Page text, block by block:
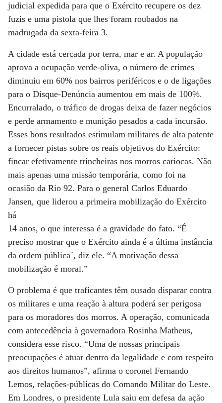
judicial expedida para que o Exército recupere os dez
fuzis e uma pistola que lhes foram roubados na
madrugada da sexta-feira 3.
A cidade está cercada por terra, mar e ar. A população
aprova a ocupação verde-oliva, o número de crimes
diminuiu em 60% nos bairros periféricos e o de ligações
para o Disque-Denúncia aumentou em mais de 100%.
Encurralado, o tráfico de drogas deixa de fazer negócios
e perde armamento e munição pesados a cada incursão.
Esses bons resultados estimulam militares de alta patente
a fornecer pistas sobre os reais objetivos do Exército:
fincar efetivamente trincheiras nos morros cariocas. Não
mais apenas uma missão temporária, como foi na
ocasião da Rio 92. Para o general Carlos Eduardo
Jansen, que liderou a primeira mobilização do Exército
há
14 anos, o que interessa é a gravidade do fato. “É
preciso mostrar que o Exército ainda é a última instância
da ordem pública¨, diz ele. “A motivação dessa
mobilização é moral.”
O problema é que traficantes têm ousado disparar contra
os militares e uma reação à altura poderá ser perigosa
para os moradores dos morros. A operação, comunicada
com antecedência à governadora Rosinha Matheus,
considera esse risco. “Uma de nossas principais
preocupações é atuar dentro da legalidade e com respeito
aos direitos humanos”, afirma o coronel Fernando
Lemos, relações-públicas do Comando Militar do Leste.
Em Londres, o presidente Lula saiu em defesa da ação